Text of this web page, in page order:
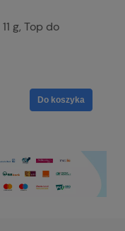
g, Top do
Do koszyka